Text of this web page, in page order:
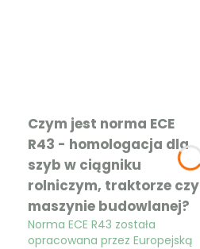
Czym jest norma ECE
R43 - homologacja dla
szyb w ciągniku
rolniczym, traktorze czy
maszynie budowlanej?
Norma ECE R43 została
opracowana przez Europejską